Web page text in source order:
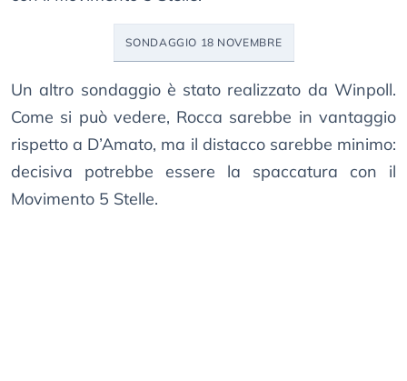
SONDAGGIO 18 NOVEMBRE
Un altro sondaggio è stato realizzato da Winpoll.
Come si può vedere, Rocca sarebbe in vantaggio
rispetto a D’Amato, ma il distacco sarebbe minimo:
decisiva potrebbe essere la spaccatura con il
Movimento 5 Stelle.